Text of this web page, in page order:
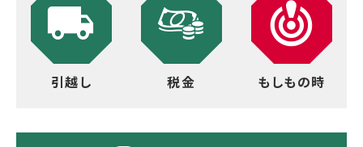
引越し 税金 もしもの時